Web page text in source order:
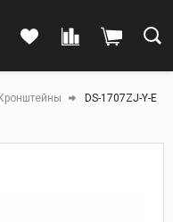
DS-1707ZJ-Y-E